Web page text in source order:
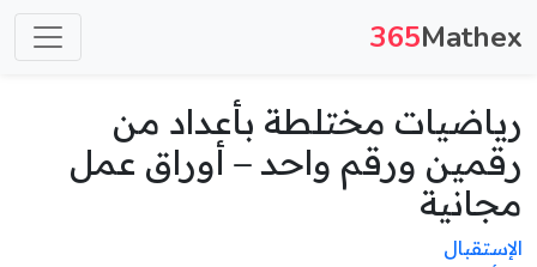
365Mathex
رياضيات مختلطة بأعداد من
رقمين ورقم واحد – أوراق عمل
مجانية
الإستقبال